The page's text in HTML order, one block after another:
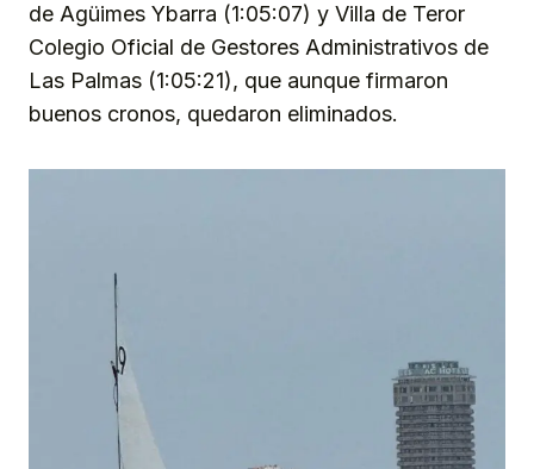
de Agüimes Ybarra (1:05:07) y Villa de Teror
Colegio Oficial de Gestores Administrativos de
Las Palmas (1:05:21), que aunque firmaron
buenos cronos, quedaron eliminados.